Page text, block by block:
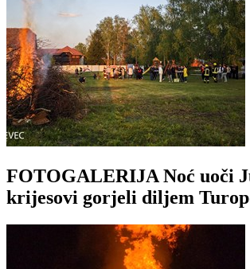
FOTOGALERIJA Noć uoči
krijesovi gorjeli diljem